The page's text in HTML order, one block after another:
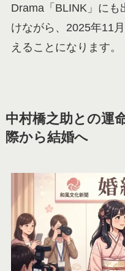
Drama「BLINK」にも
けながら、2025年11
えることになります。
中村橋之助との運
際から結婚へ